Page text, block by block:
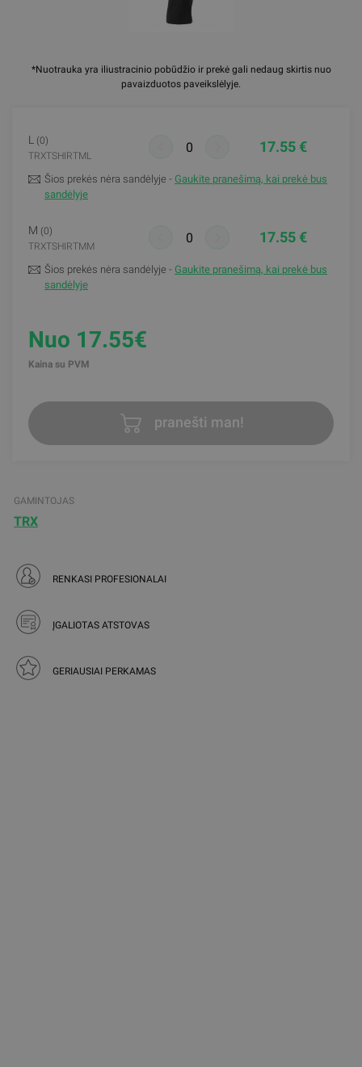
*Nuotrauka yra iliustracinio pobūdžio ir prekė gali nedaug skirtis nuo
pavaizduotos paveikslėlyje.
L
(0)
TRXTSHIRTML
17.55 €
Šios prekės nėra sandėlyje - Gaukite pranešimą, kai prekė bus
sandėlyje
M (0)
TRXTSHIRTMM
17.55 €
Šios prekės nėra sandėlyje - Gaukite pranešimą, kai prekė bus
sandėlyje
Nuo 17.55€
Kaina su PVM
pranešti man!
GAMINTOJAS
TRX
RENKASI PROFESIONALAI
ĮGALIOTAS ATSTOVAS
GERIAUSIAI PERKAMAS